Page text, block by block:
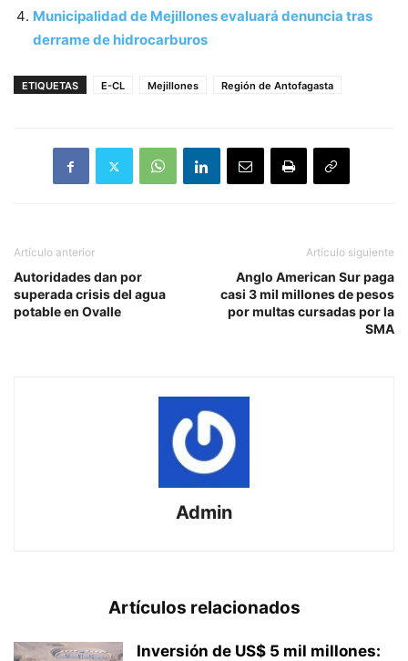
Municipalidad de Mejillones evaluará denuncia tras
derrame de hidrocarburos
ETIQUETAS E-CL Mejillones Región de Antofagasta
Artículo anterior
Autoridades dan por
superada crisis del agua
potable en Ovalle
Artículo siguiente
Anglo American Sur paga
casi 3 mil millones de pesos
por multas cursadas por la
SMA
Admin
Artículos relacionados
Inversión de US$ 5 mil millones: